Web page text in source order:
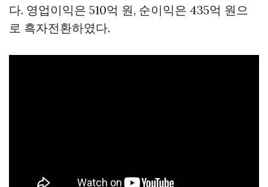
다. 영업이익은 510억 원, 순이익은 435억 원으
로 흑자전환하였다.